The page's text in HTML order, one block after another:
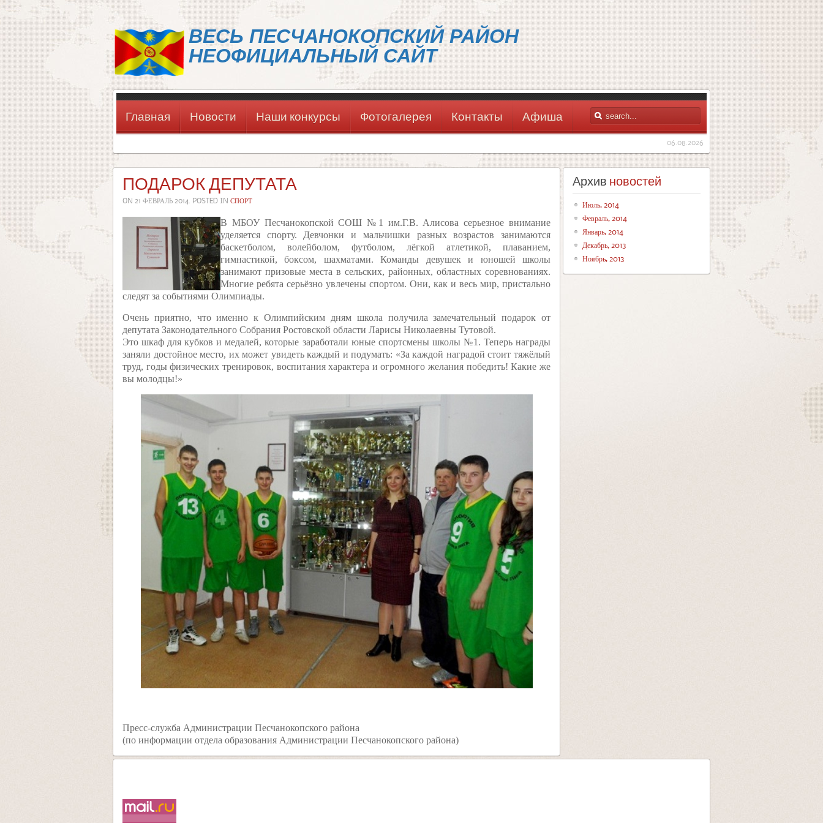
ВЕСЬ ПЕСЧАНОКОПСКИЙ РАЙОН
НЕОФИЦИАЛЬНЫЙ САЙТ
Главная Новости Наши конкурсы Фотогалерея Контакты Афиша
06.08.2026
ПОДАРОК ДЕПУТАТА
ON 21 ФЕВРАЛЬ 2014. POSTED IN СПОРТ
В МБОУ Песчанокопской СОШ №1 им.Г.В. Алисова серьезное внимание
уделяется спорту. Девчонки и мальчишки разных возрастов занимаются
баскетболом, волейболом, футболом, лёгкой атлетикой, плаванием,
гимнастикой, боксом, шахматами. Команды девушек и юношей школы
занимают призовые места в сельских, районных, областных соревнованиях.
Многие ребята серьёзно увлечены спортом. Они, как и весь мир, пристально
следят за событиями Олимпиады.
Очень приятно, что именно к Олимпийским дням школа получила замечательный подарок от
депутата Законодательного Собрания Ростовской области Ларисы Николаевны Тутовой.
Это шкаф для кубков и медалей, которые заработали юные спортсмены школы №1. Теперь награды
заняли достойное место, их может увидеть каждый и подумать: «За каждой наградой стоит тяжёлый
труд, годы физических тренировок, воспитания характера и огромного желания победить! Какие же
вы молодцы!»
Пресс-служба Администрации Песчанокопского района
(по информации отдела образования Администрации Песчанокопского района)
Архив новостей
Июль, 2014
Февраль, 2014
Январь, 2014
Декабрь, 2013
Ноябрь, 2013